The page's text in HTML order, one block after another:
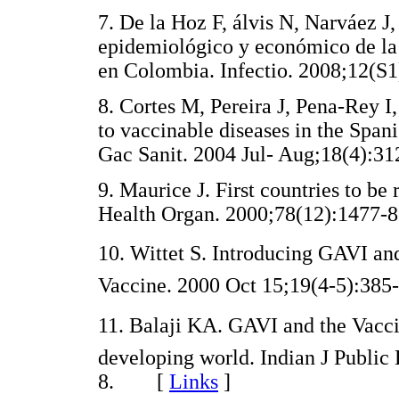
7. De la Hoz F, álvis N, Narváez
epidemiológico y económico de
en Colombia. Infectio.
8. Cortes M, Pereira J, Pena-Rey
to vaccinable diseases in the
Gac Sanit. 2004 Jul-
9. Maurice J. First countries to
Health Organ.
10. Wittet S. Introducing GAVI
Vaccine. 2000 Oct 15;19(4-
11. Balaji KA. GAVI and the
developing world. Indian J Public
8. [ Links ]